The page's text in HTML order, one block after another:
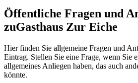
Öffentliche Fragen und
zuGasthaus Zur Eiche
Hier finden Sie allgemeine Fragen und
Eintrag. Stellen Sie eine Frage, wenn Sie
allgemeines Anliegen haben, das auch
könnte.